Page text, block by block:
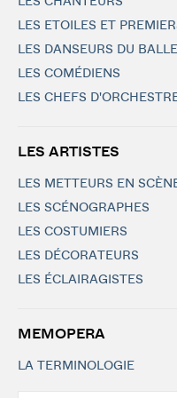
LES ETOILES ET
LES DANSEURS DU
LES COMÉDIENS
LES CHEFS
LES ARTISTES
LES METTEURS EN
LES SCÉNOGRAPHES
LES COSTUMIERS
LES DÉCORATEURS
LES ÉCLAIRAGISTES
MEMOPERA
LA TERMINOLOGIE